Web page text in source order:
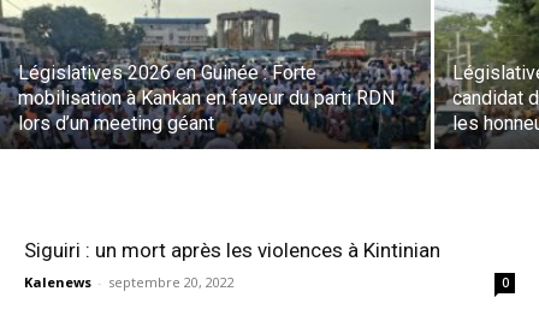
Législatives 2026 en Guinée : Forte
mobilisation à Kankan en faveur du parti RDN
lors d’un meeting géant
candidat
les
Siguiri : un mort après les violences à Kintinian
Kalenews - septembre 20, 2022 0